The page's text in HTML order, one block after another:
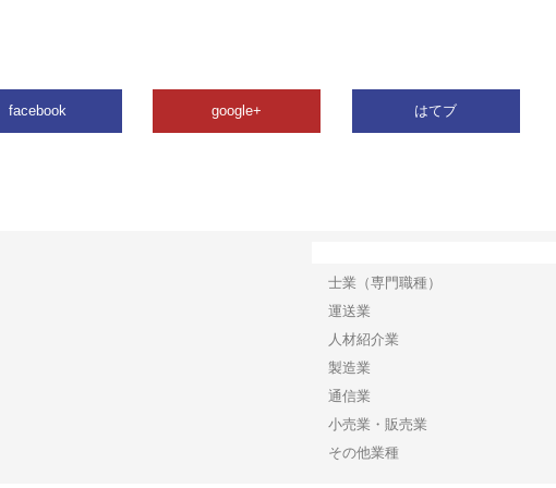
facebook google+ はてブ
士業（専門職種）
運送業
人材紹介業
製造業
通信業
小売業・販売業
その他業種